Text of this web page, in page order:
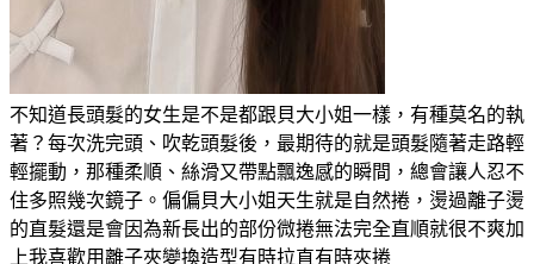
不知道長頭髮的女生是不是都跟貝大小姐一樣，有種莫名的執
著？每次洗完頭、吹乾頭髮後，最期待的就是頭髮隨著走路輕
輕擺動，那種柔順、絲滑又帶點飄逸感的瞬間，總會讓人忍不
住多照幾次鏡子。偏偏貝大小姐天生就是自然捲，燙過離子燙
的直髮還是會因為新長出的部份微捲無法完全直順就很不爽加
上我喜歡用離子夾變換造型有時拉直有時夾捲